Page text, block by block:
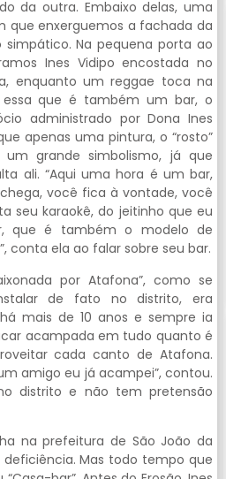
da outra. Embaixo delas, uma
que enxerguemos a fachada da
Na pequena porta ao
Ines Vidipo encostada no
enquanto um reggae toca na
essa que é também um bar, o
administrado por Dona Ines
apenas uma pintura, o “rosto”
grande simbolismo, já que
ali. “Aqui uma hora é um bar,
você fica à vontade, você
seu karaokê, do jeitinho que eu
que é também o modelo de
conta ela ao falar sobre seu bar.
por Atafona”, como se
de fato no distrito, era
mais de 10 anos e sempre ia
acampada em tudo quanto é
cada canto de Atafona.
amigo eu já acampei”, contou.
distrito e não tem pretensão
na prefeitura de São João da
Mas todo tempo que